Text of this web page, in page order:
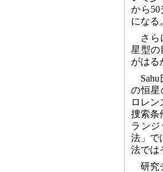
から50
になる
さ
星型の
がはる
の恒星
ロレ
捜索条
ランジ
法」で
法では
研究